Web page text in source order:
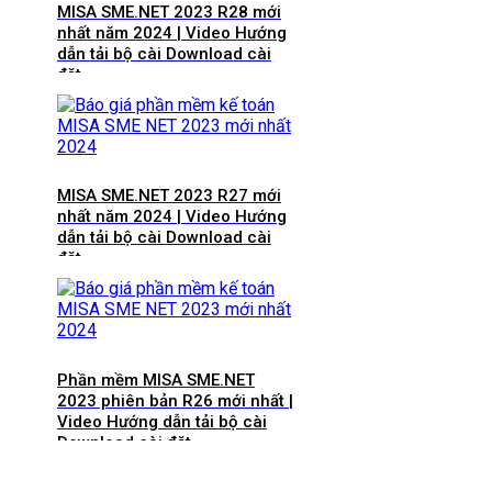
MISA SME.NET 2023 R28 mới
nhất năm 2024 | Video Hướng
dẫn tải bộ cài Download cài
đặt
MISA SME.NET 2023 R27 mới
nhất năm 2024 | Video Hướng
dẫn tải bộ cài Download cài
đặt
Phần mềm MISA SME.NET
2023 phiên bản R26 mới nhất |
Video Hướng dẫn tải bộ cài
Download cài đặt